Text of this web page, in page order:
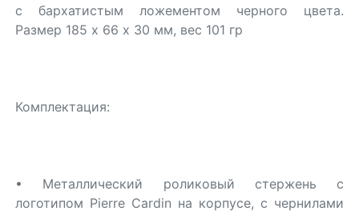
с бархатистым ложементом черного цвета.
Размер 185 х 66 х 30 мм, вес 101 гр
Комплектация:
• Металлический роликовый стержень с
логотипом Pierre Cardin на корпусе, с чернилами